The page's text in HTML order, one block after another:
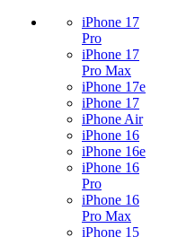
iPhone 17
Pro
iPhone 17
Pro Max
iPhone 17e
iPhone 17
iPhone Air
iPhone 16
iPhone 16e
iPhone 16
Pro
iPhone 16
Pro Max
iPhone 15